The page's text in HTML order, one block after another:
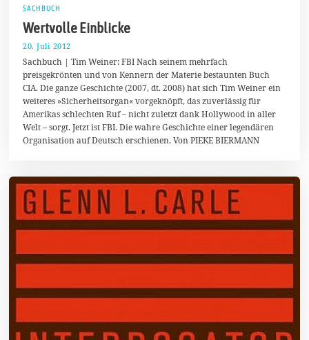
SACHBUCH
Wertvolle Einblicke
20. Juli 2012
.
M
a
i
0
1
8
Sachbuch | Tim Weiner: FBI Nach seinem mehrfach
preisgekrönten und von Kennern der Materie bestaunten Buch
CIA. Die ganze Geschichte (2007, dt. 2008) hat sich Tim Weiner ein
weiteres »Sicherheitsorgan« vorgeknöpft, das zuverlässig für
Amerikas schlechten Ruf – nicht zuletzt dank Hollywood in aller
Welt – sorgt. Jetzt ist FBI. Die wahre Geschichte einer legendären
Organisation auf Deutsch erschienen. Von PIEKE BIERMANN